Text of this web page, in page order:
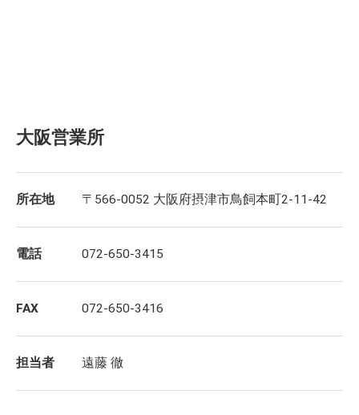
大阪営業所
所在地 〒566-0052 大阪府摂津市鳥飼本町2-11-42
電話 072-650-3415
FAX 072-650-3416
担当者 遠藤 徹